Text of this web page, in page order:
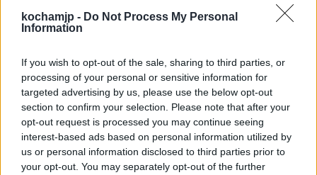
kochamjp - Do Not Process My Personal
Information
If you wish to opt-out of the sale, sharing to third parties, or
processing of your personal or sensitive information for
targeted advertising by us, please use the below opt-out
section to confirm your selection. Please note that after your
opt-out request is processed you may continue seeing
interest-based ads based on personal information utilized by
us or personal information disclosed to third parties prior to
your opt-out. You may separately opt-out of the further
konkretne obszary, do których nie każdy ma
samo, jak rytm dnia uczniów i pana Kleksa.
Wszystko to jednak odzwierciedla też
niezwykły charakter i upodobania dyrektora
Akademii i sprawia, że pobyt w niej jest
wyjątkowy.